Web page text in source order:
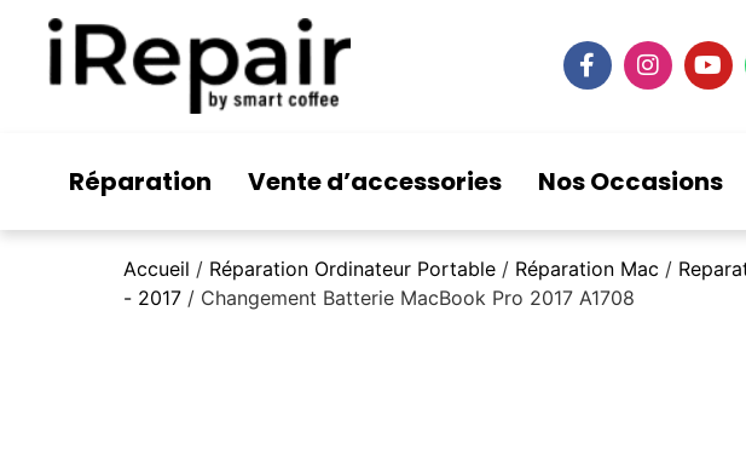
Réparation Vente d’accessories Nos Occasions
Accueil / Réparation Ordinateur Portable / Réparation Mac /
- 2017 / Changement Batterie MacBook Pro 2017 A1708